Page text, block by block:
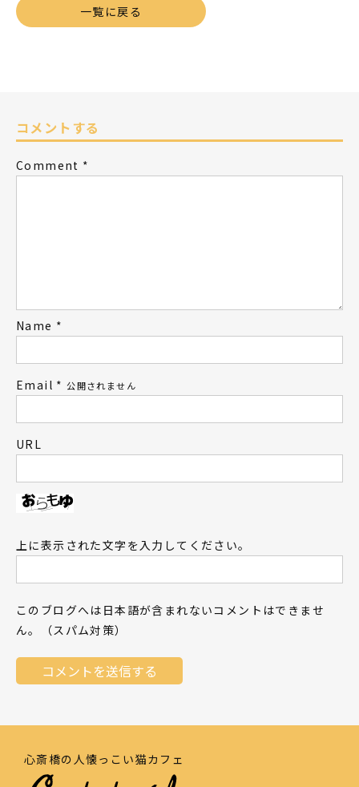
一覧に戻る
コメントする
Comment *
Name *
Email * 公開されません
URL
上に表示された文字を入力してください。
このブログへは日本語が含まれないコメントはできませ
ん。（スパム対策）
心斎橋の人懐っこい猫カフェ